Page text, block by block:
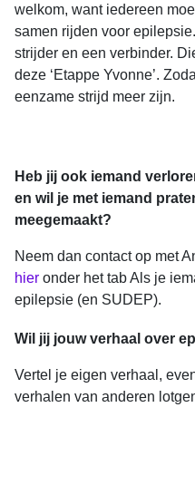
welkom, want iedereen
samen rijden voor
strijder en een verbinder.
deze ‘Etappe Yvonne’.
eenzame strijd meer zijn.
Heb jij ook iemand
en wil je met iemand
meegemaakt?
Neem dan contact op met
hier onder het tab Als je
epilepsie (en SUDEP).
Wil jij jouw verhaal over
Vertel je eigen verhaal,
verhalen van anderen